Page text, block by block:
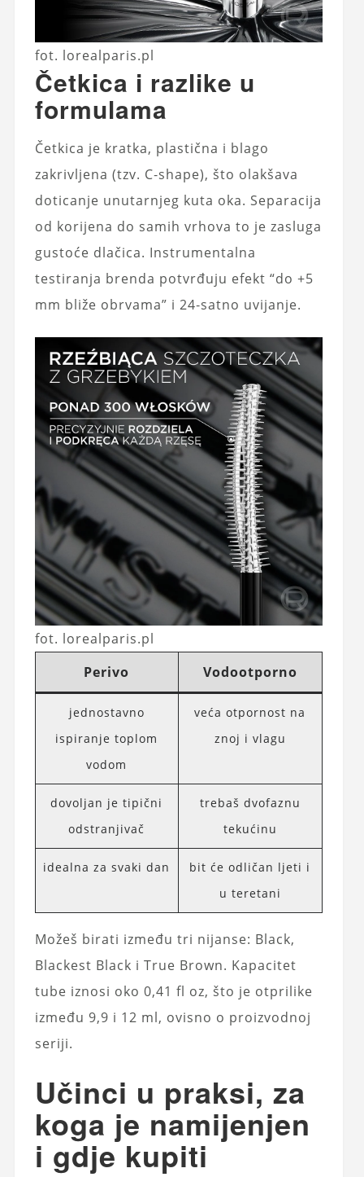
fot. lorealparis.pl
Četkica i razlike u
formulama
Četkica je kratka, plastična i blago
zakrivljena (tzv. C‑shape), što olakšava
doticanje unutarnjeg kuta oka. Separacija
od korijena do samih vrhova to je zasluga
gustoće dlačica. Instrumentalna
testiranja brenda potvrđuju efekt “do +5
mm bliže obrvama” i 24‑satno uvijanje.
fot. lorealparis.pl
Perivo
Vodootporno
jednostavno
ispiranje toplom
vodom
veća otpornost na
znoj i vlagu
dovoljan je tipični
odstranjivač
trebaš dvofaznu
tekućinu
idealna za svaki dan
bit će odličan ljeti i
u teretani
Možeš birati između tri nijanse: Black,
Blackest Black i True Brown. Kapacitet
tube iznosi oko 0,41 fl oz, što je otprilike
između 9,9 i 12 ml, ovisno o proizvodnoj
seriji.
Učinci u praksi, za
koga je namijenjen
i gdje kupiti